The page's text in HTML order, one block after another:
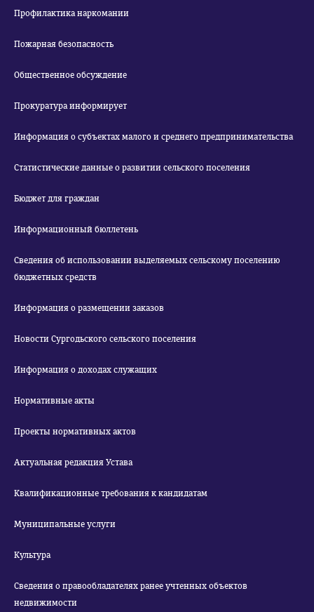
Профилактика наркомании
Пожарная безопасность
Общественное обсуждение
Прокуратура информирует
Информация о субъектах малого и среднего предпринимательства
Статистические данные о развитии сельского поселения
Бюджет для граждан
Информационный бюллетень
Сведения об использовании выделяемых сельскому поселению
бюджетных средств
Информация о размещении заказов
Новости Сургодьского сельского поселения
Информация о доходах служащих
Нормативные акты
Проекты нормативных актов
Актуальная редакция Устава
Квалификационные требования к кандидатам
Муниципальные услуги
Культура
Сведения о правообладателях ранее учтенных объектов
недвижимости